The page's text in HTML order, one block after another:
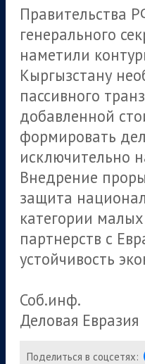
Правительства
генерального
наметили
Кыргызстану
пассивного
добавленной
формировать
исключительно
Внедрение
защита
категории
партнерств с
устойчивость
Соб.инф.
Деловая Евразия
Поделиться в соцсетях: